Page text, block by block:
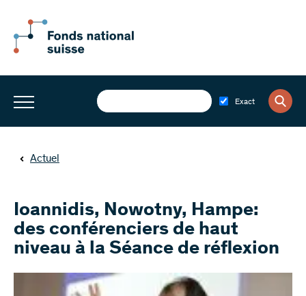
Exact
Actuel
Ioannidis, Nowotny, Hampe:
des conférenciers de haut
niveau à la Séance de réflexion